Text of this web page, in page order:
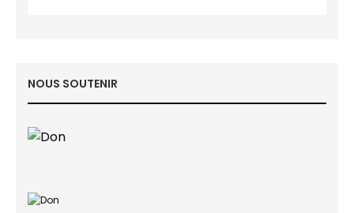
NOUS SOUTENIR